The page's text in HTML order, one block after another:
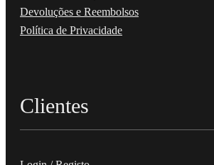
Devoluções e Reembolsos
Política de Privacidade
Clientes